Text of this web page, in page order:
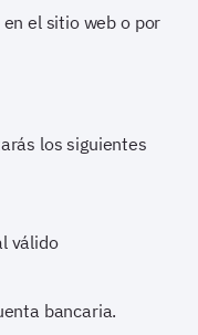
los siguientes
válido
bancaria.